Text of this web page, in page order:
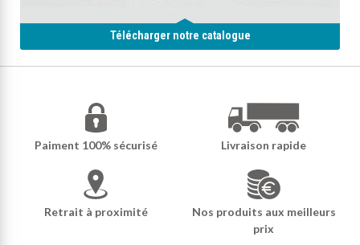
Télécharger notre catalogue
Paiment 100% sécurisé Livraison rapide
Retrait à proximité
Nos produits aux meilleurs
prix